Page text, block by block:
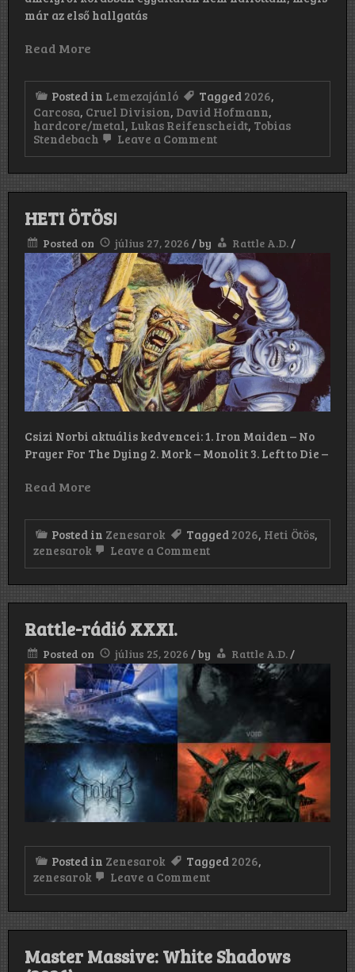
már az első hallgatás
Read More
Posted in Lemezajánló Tagged 2026,
Carcosa, Cruel Division, David Hofmann,
hardcore/metal, Lukas Reifenscheidt, Tobias
Stendebach
Leave a Commenton
Carcosa
(2026)
HETI ÖTÖS!
Posted on július 27, 2026 /by Rattle A.D. /
Csizi Norbi aktuális kedvencei: 1. Iron Maiden – No
Prayer For The Dying 2. Mork – Monolit 3. Left to Die –
Read More
Posted in Zenesarok Tagged 2026, Heti Ötös,
zenesarok
Leave a Commenton
Rattle-rádió XXXI.
Posted on július 25, 2026 /by Rattle A.D./
Posted in Zenesarok Tagged 2026,
zenesarok
Leave a Commenton
XXXI.
Master Massive: White Shadows